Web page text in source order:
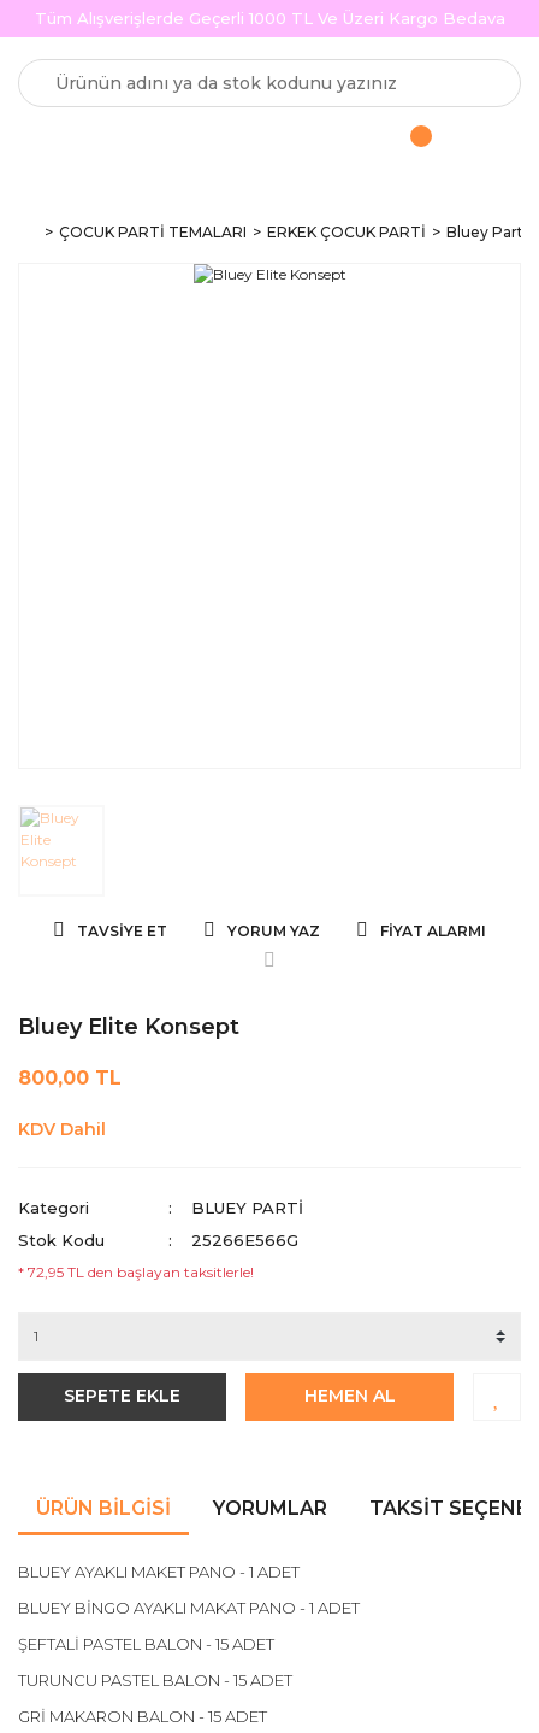
Tüm Alışverişlerde Geçerli 1000 TL Ve Üzeri Kargo Bedava
ÇOCUK PARTİ TEMALARI ERKEK ÇOCUK PARTİ Bluey Parti
TAVSIYE ET YORUM YAZ FIYAT ALARMI
Bluey Elite Konsept
800,00 TL
KDV Dahil
Kategori
BLUEY PARTI
Stok Kodu
25266E566G
* 72,95 TL den başlayan taksitlerle!
SEPETE EKLE HEMEN AL
ÜRÜN BILGISI YORUMLAR TAKSIT
BLUEY AYAKLI MAKET PANO - 1 ADET
BLUEY BİNGO AYAKLI MAKAT PANO - 1 ADET
ŞEFTALİ PASTEL BALON - 15 ADET
TURUNCU PASTEL BALON - 15 ADET
GRİ MAKARON BALON - 15 ADET